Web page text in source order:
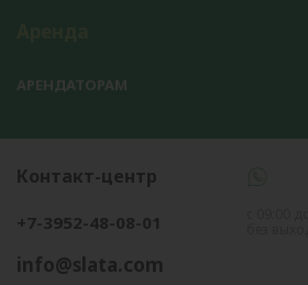
АРЕНДАТОРАМ
Контакт-центр
+7-3952-48-08-01
info@slata.com